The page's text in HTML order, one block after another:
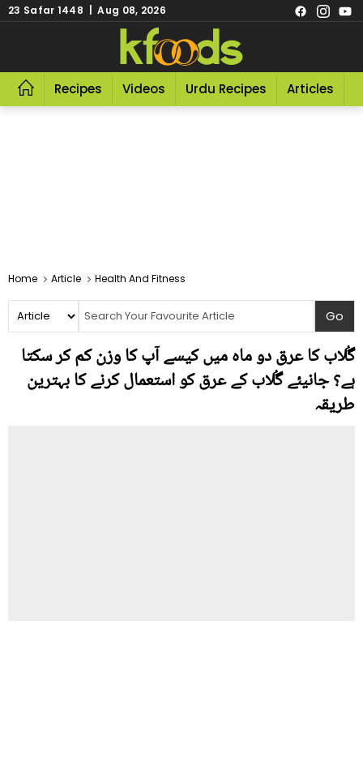
23 Safar 1448 | Aug 08, 2026
Recipes Videos Urdu Recipes Articles
Home Article Health And Fitness
گُلاب کا عرق دو ماہ میں کیسے آپ کا وزن کم کر سکتا
ہے؟ جانیئے گُلاب کے عرق کو استعمال کرنے کا بہترین
طریقہ